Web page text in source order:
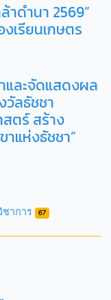
ดำนา 2569”
รียนเกษตร
และจัดแสดงผล
วัลธัชชา
สตร์ สร้าง
แห่งธัชชา”
ชาการ 67